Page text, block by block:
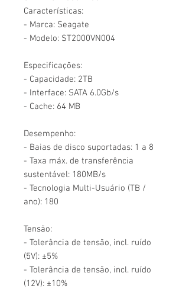
Características:
- Marca: Seagate
- Modelo: ST2000VN004
Especificações:
- Capacidade: 2TB
- Interface: SATA 6.0Gb/s
- Cache: 64 MB
Desempenho:
- Baias de disco suportadas: 1 a 8
- Taxa máx. de transferência
sustentável: 180MB/s
- Tecnologia Multi-Usuário (TB /
ano): 180
Tensão:
- Tolerância de tensão, incl. ruído
(5V): ±5%
- Tolerância de tensão, incl. ruído
(12V): ±10%